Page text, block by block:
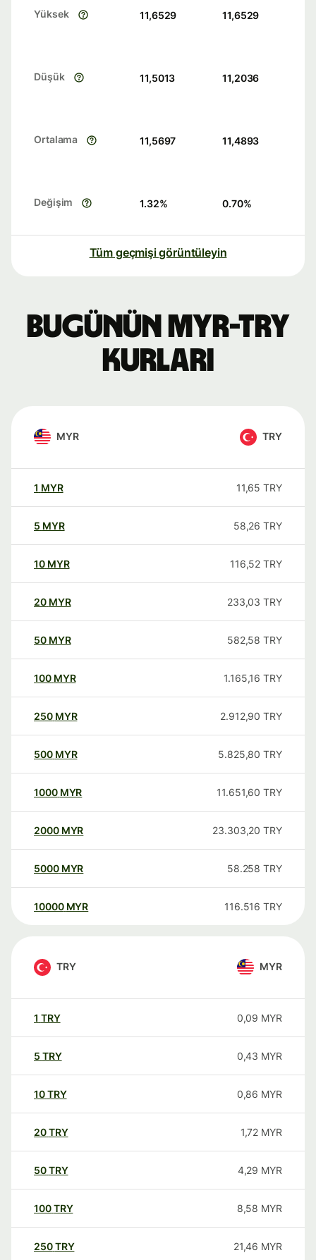
Yüksek 11,6529 11,6529
Düşük 11,5013 11,2036
Ortalama 11,5697 11,4893
Değişim 1.32% 0.70%
Tüm geçmişi görüntüleyin
Bugünün MYR-TRY
kurları
MYR TRY
1 MYR 11,65 TRY
5 MYR 58,26 TRY
10 MYR 116,52 TRY
20 MYR 233,03 TRY
50 MYR 582,58 TRY
100 MYR 1.165,16 TRY
250 MYR 2.912,90 TRY
500 MYR 5.825,80 TRY
1000 MYR 11.651,60 TRY
2000 MYR 23.303,20 TRY
5000 MYR 58.258 TRY
10000 MYR 116.516 TRY
TRY MYR
1 TRY 0,09 MYR
5 TRY 0,43 MYR
10TRY 0,86 MYR
20TRY 1,72 MYR
50TRY 4,29 MYR
100TRY 8,58 MYR
250TRY 21,46 MYR